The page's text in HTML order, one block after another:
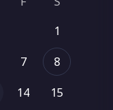
1
7
8
14
15